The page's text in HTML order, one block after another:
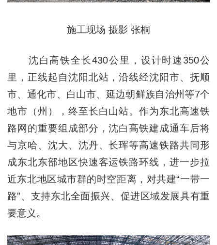
施工现场 摄影 张桐
沈白高铁全长430公里，设计时速350公
里，正线起自沈阳北站，沿线经沈阳市、抚顺
市、通化市、白山市、延边朝鲜族自治州等7个
地市（州），终至长白山站。作为东北高速铁
路网的重要组成部分，沈白高铁建成通车后将
与京哈、沈大、沈丹、长珲等高速铁路共同形
成东北东部地区快速客运铁路环线，进一步拉
近东北地区城市群的时空距离，对共建“一带一
路”、支持东北全面振兴、促进区域发展具有重
要意义。